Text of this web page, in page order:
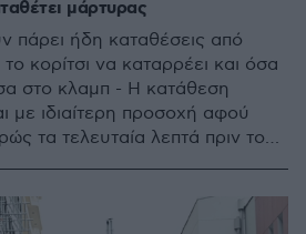
μάρτυρας
πάρει ήδη καταθέσεις από
κορίτσι να καταρρέει και όσα
στο κλαμπ - Η κατάθεση
με ιδιαίτερη προσοχή αφού
τα τελευταία λεπτά πριν το